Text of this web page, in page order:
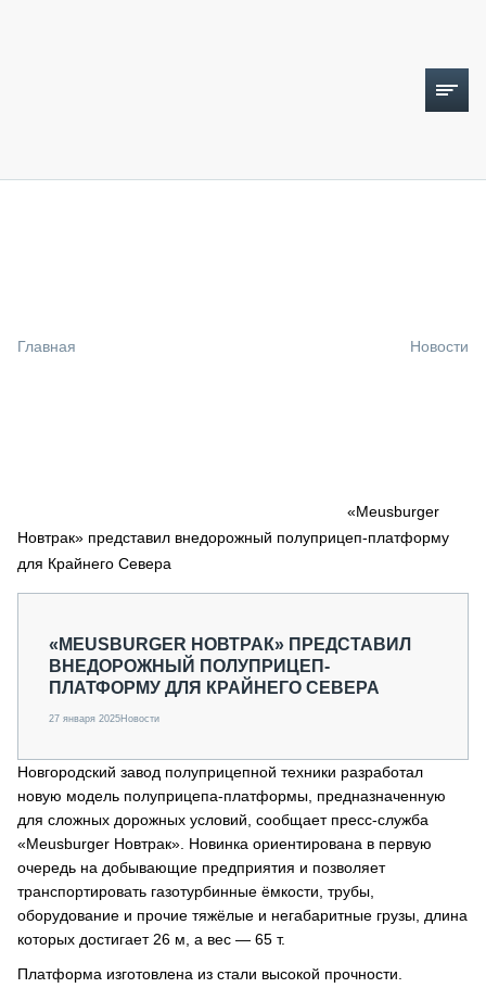
СПЕЦПРОЕКТЫ
МЕРОПРИЯТИЯ
СТАТЬИ ПО КАТЕГОРИЯМ ТЕХНИКИ
Главная Новости
«Meusburger
Новтрак» представил внедорожный полуприцеп-платформу
для Крайнего Севера
«MEUSBURGER НОВТРАК» ПРЕДСТАВИЛ
ВНЕДОРОЖНЫЙ ПОЛУПРИЦЕП-
ПЛАТФОРМУ ДЛЯ КРАЙНЕГО СЕВЕРА
27 января 2025Новости
Новгородский завод полуприцепной техники разработал
новую модель полуприцепа-платформы, предназначенную
для сложных дорожных условий, сообщает пресс-служба
«Meusburger Новтрак». Новинка ориентирована в первую
очередь на добывающие предприятия и позволяет
транспортировать газотурбинные ёмкости, трубы,
оборудование и прочие тяжёлые и негабаритные грузы, длина
которых достигает 26 м, а вес — 65 т.
Платформа изготовлена из стали высокой прочности.